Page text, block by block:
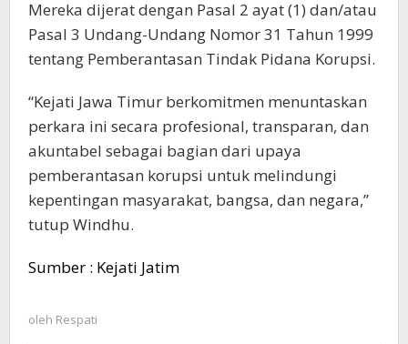
Mereka dijerat dengan Pasal 2 ayat (1) dan/atau
Pasal 3 Undang-Undang Nomor 31 Tahun 1999
tentang Pemberantasan Tindak Pidana Korupsi.
“Kejati Jawa Timur berkomitmen menuntaskan
perkara ini secara profesional, transparan, dan
akuntabel sebagai bagian dari upaya
pemberantasan korupsi untuk melindungi
kepentingan masyarakat, bangsa, dan negara,”
tutup Windhu.
Sumber : Kejati Jatim
oleh Respati